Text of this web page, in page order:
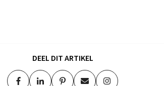
DEEL DIT ARTIKEL